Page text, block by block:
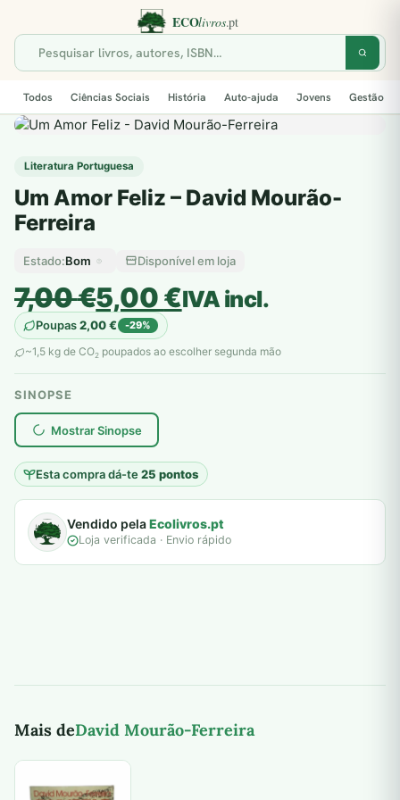
Todos Ciências Sociais História Auto-ajuda Jovens Gestão
Literatura Portuguesa
Um Amor Feliz – David Mourão-
Ferreira
Estado:Bom Disponível em loja
7,00€
O
preço
original
era:
7,00 €.
5,00€
O
preço
atual
é:
5,00 €.
IVA incl.
Poupas2,00€ -29%
~1,5 kg de CO2 poupados ao escolher segunda mão
SINOPSE
Mostrar Sinopse
Esta compra dá-te25 pontos
plantar árvores reais
Vendido pelaEcolivros.pt
Loja verificada · Envio rápido
Mais deDavid Mourão-Ferreira